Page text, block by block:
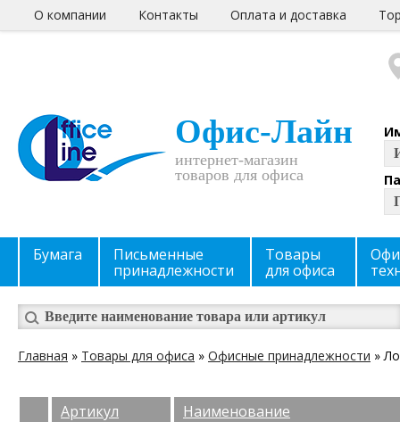
О компании Контакты Оплата и доставка
Офис-Лайн
интернет-магазин
товаров для офиса
Бумага
Письменные
принадлежности
Товары
для офиса
Вы здесь
Главная » Товары для офиса » Офисные принадлежности »
Артикул Наименование